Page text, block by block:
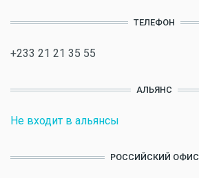
ТЕЛЕФОН
+233 21 21 35 55
АЛЬЯНС
Не входит в альянсы
РОССИЙСКИЙ ОФИС